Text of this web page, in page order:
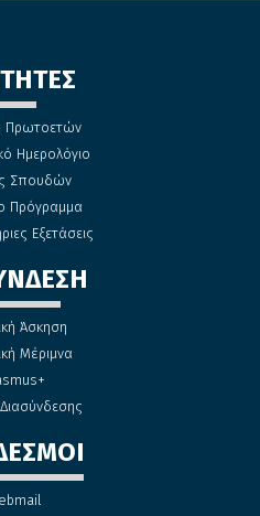
Πρωτοετών
Ημερολόγιο
Σπουδών
Πρόγραμμα
Εξετάσεις
Άσκηση
Μέριμνα